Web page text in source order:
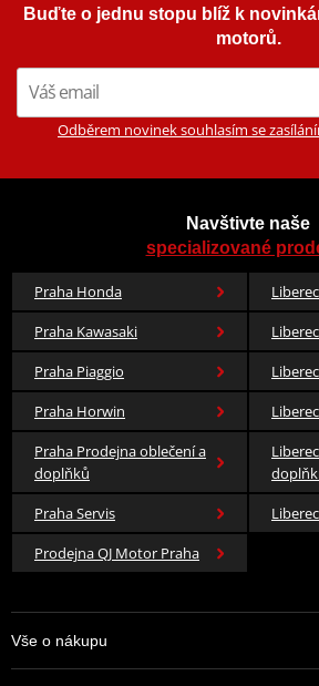
Buďte o jednu stopu blíž k
motorů.
Odběrem novinek souhlasím se
Navštivte naše
specializované
Praha Honda
Praha Kawasaki
Praha Piaggio
Praha Horwin
Praha Prodejna oblečení a
doplňků
Praha Servis
Prodejna QJ Motor Praha
Vše o nákupu